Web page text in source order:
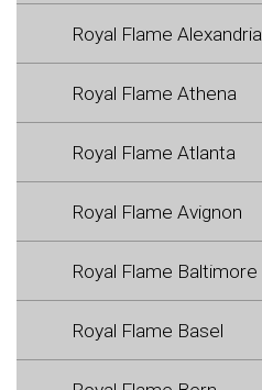
Royal Flame Alexandria
Royal Flame Athena
Royal Flame Atlanta
Royal Flame Avignon
Royal Flame Baltimore
Royal Flame Basel